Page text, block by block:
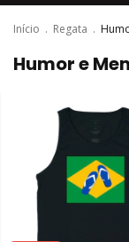
Início . Regata .
Humor e